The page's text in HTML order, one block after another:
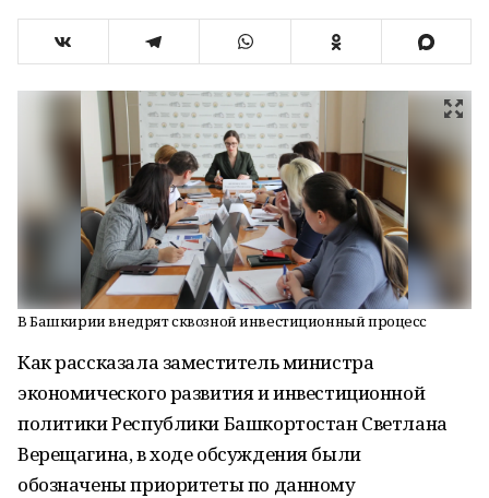
В Башкирии внедрят сквозной инвестиционный процесс
Как рассказала заместитель министра
экономического развития и инвестиционной
политики Республики Башкортостан Светлана
Верещагина, в ходе обсуждения были
обозначены приоритеты по данному